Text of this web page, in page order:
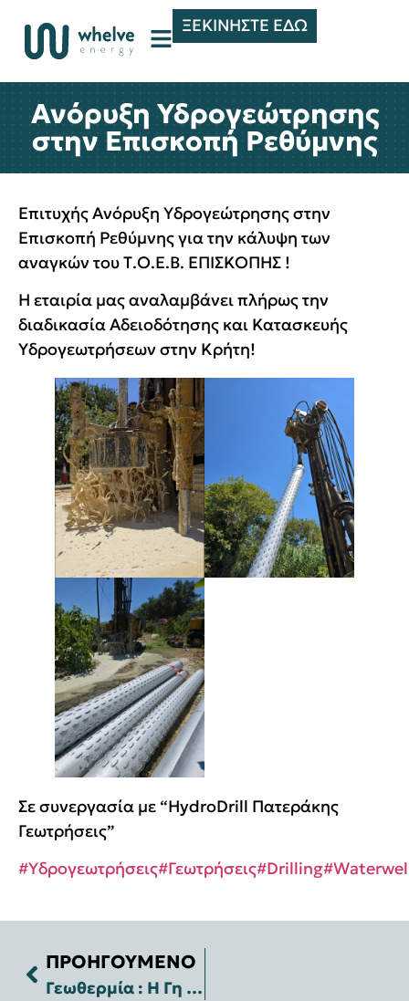
ΞΕΚΙΝΗΣΤΕ ΕΔΩ
Ανόρυξη Υδρογεώτρησης
στην Επισκοπή Ρεθύμνης
Επιτυχής Ανόρυξη Υδρογεώτρησης στην
Επισκοπή Ρεθύμνης για την κάλυψη των
αναγκών του Τ.Ο.Ε.Β. ΕΠΙΣΚΟΠΗΣ !
Η εταιρία μας αναλαμβάνει πλήρως την
διαδικασία Αδειοδότησης και Κατασκευής
Υδρογεωτρήσεων στην Κρήτη!
Σε συνεργασία με “HydroDrill Πατεράκης
Γεωτρήσεις”
#Υδρογεωτρήσεις#Γεωτρήσεις#Drilling
ΠΡΟΗΓΟΥΜΕΝΟ
Γεωθερμία : Η Γη δίνει τη λύση στον Καύσωνα μειώνοντας την κατανάλωση σε ψύξη έως και 40%